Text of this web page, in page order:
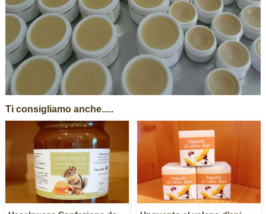
Ti consigliamo anche.....